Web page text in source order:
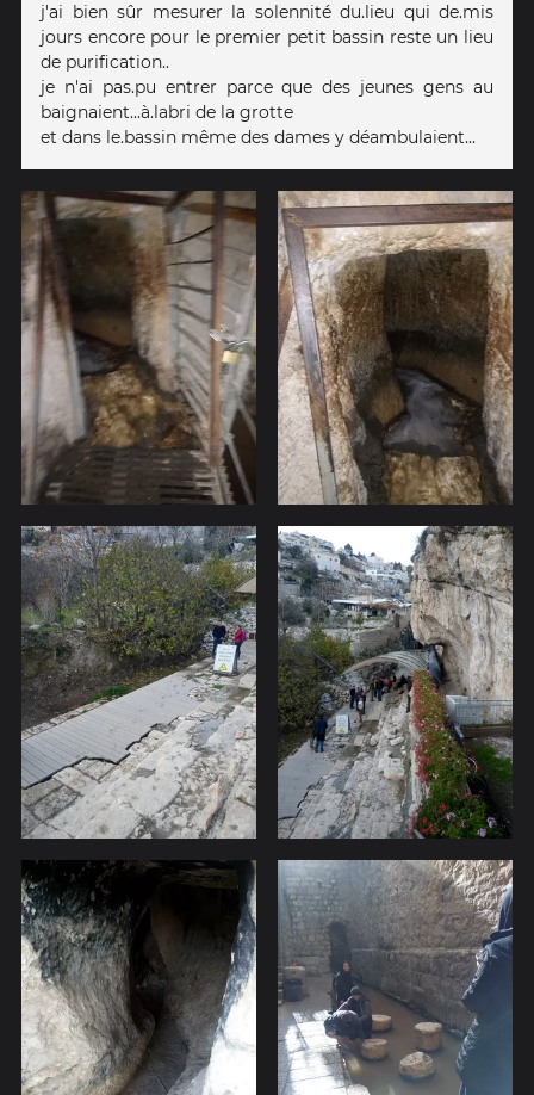
j'ai bien sûr mesurer la solennité du.lieu qui de.mis
jours encore pour le premier petit bassin reste un lieu
de purification..
je n'ai pas.pu entrer parce que des jeunes gens au
baignaient...à.labri de la grotte
et dans le.bassin même des dames y déambulaient...